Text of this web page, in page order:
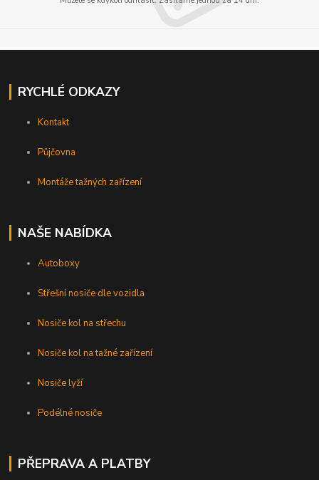
RYCHLÉ ODKAZY
Kontakt
Půjčovna
Montáže tažných zařízení
NAŠE NABÍDKA
Autoboxy
Střešní nosiče dle vozidla
Nosiče kol na střechu
Nosiče kol na tažné zařízení
Nosiče lyží
Podélné nosiče
PŘEPRAVA A PLATBY